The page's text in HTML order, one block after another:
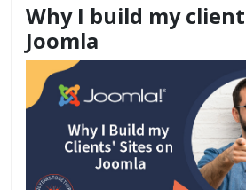
Why I build my
Joomla